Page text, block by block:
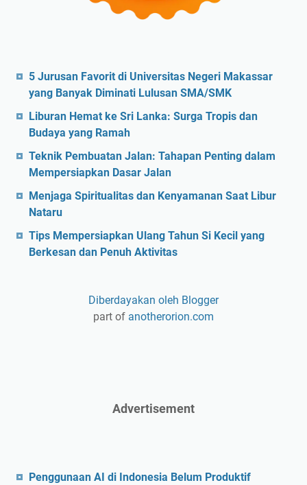
5 Jurusan Favorit di Universitas Negeri Makassar
yang Banyak Diminati Lulusan SMA/SMK
Liburan Hemat ke Sri Lanka: Surga Tropis dan
Budaya yang Ramah
Teknik Pembuatan Jalan: Tahapan Penting dalam
Mempersiapkan Dasar Jalan
Menjaga Spiritualitas dan Kenyamanan Saat Libur
Nataru
Tips Mempersiapkan Ulang Tahun Si Kecil yang
Berkesan dan Penuh Aktivitas
Diberdayakan oleh Blogger
part of anotherorion.com
Advertisement
Penggunaan AI di Indonesia Belum Produktif